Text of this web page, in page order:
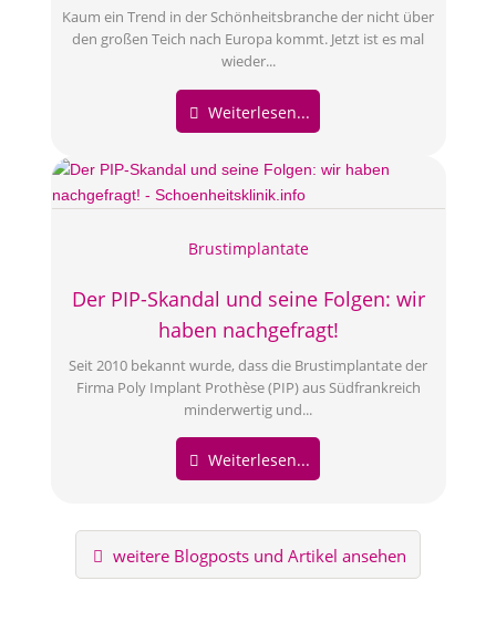
Kaum ein Trend in der Schönheitsbranche der nicht über
den großen Teich nach Europa kommt. Jetzt ist es mal
wieder...
Weiterlesen...
Der PIP-Skandal und seine Folgen: wir
haben nachgefragt!
Brustimplantate
Seit 2010 bekannt wurde, dass die Brustimplantate der
Firma Poly Implant Prothèse (PIP) aus Südfrankreich
minderwertig und...
Weiterlesen...
weitere Blogposts und Artikel ansehen